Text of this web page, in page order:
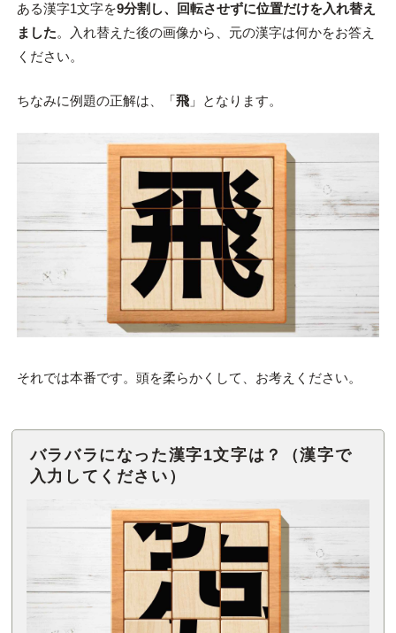
ある漢字1文字を9分割し、回転させずに位置だけを入れ替え
ました。入れ替えた後の画像から、元の漢字は何かをお答え
ください。
ちなみに例題の正解は、「飛」となります。
それでは本番です。頭を柔らかくして、お考えください。
バラバラになった漢字1文字は？（漢字で
入力してください）